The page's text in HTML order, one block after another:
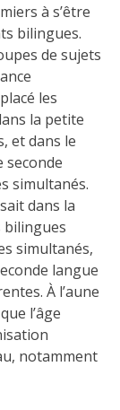
à s’être
bilingues.
de sujets
les
la petite
et dans le
seconde
simultanés.
dans la
bilingues
simultanés,
langue
À l’aune
l’âge
notamment